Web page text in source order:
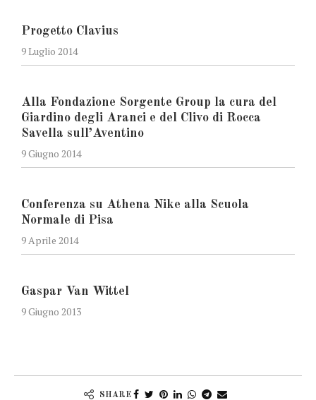
Progetto Clavius
9 Luglio 2014
Alla Fondazione Sorgente Group la cura del
Giardino degli Aranci e del Clivo di Rocca
Savella sull’Aventino
9 Giugno 2014
Conferenza su Athena Nike alla Scuola
Normale di Pisa
9 Aprile 2014
Gaspar Van Wittel
9 Giugno 2013
SHARE